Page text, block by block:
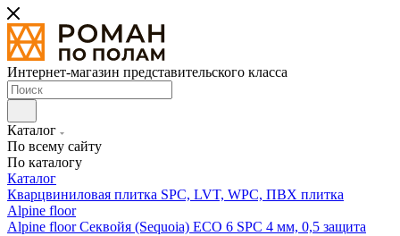
Интернет-магазин представительского класса
Каталог
По всему сайту
По каталогу
Каталог
Кварцвиниловая плитка SPC, LVT, WPC, ПВХ плитка
Alpine floor
Alpine floor Секвойя (Sequoia) ECO 6 SPC 4 мм, 0,5 защита